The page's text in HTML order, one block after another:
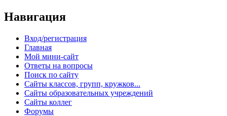
Навигация
Вход/регистрация
Главная
Мой мини-сайт
Ответы на вопросы
Поиск по сайту
Сайты классов, групп, кружков...
Сайты образовательных учреждений
Сайты коллег
Форумы